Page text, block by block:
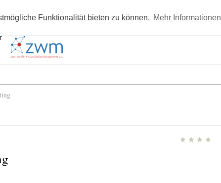
Funktionalität bieten zu können. Mehr Informationen
Kostenlos registrieren